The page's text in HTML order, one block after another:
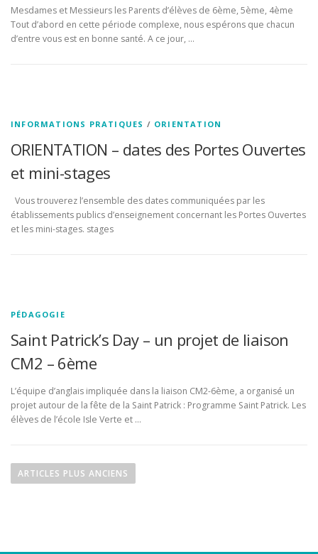
Mesdames et Messieurs les Parents d’élèves de 6ème, 5ème, 4ème
Tout d’abord en cette période complexe, nous espérons que chacun
d’entre vous est en bonne santé. A ce jour, …
INFORMATIONS PRATIQUES / ORIENTATION
ORIENTATION – dates des Portes Ouvertes
et mini-stages
Vous trouverez l’ensemble des dates communiquées par les
établissements publics d’enseignement concernant les Portes Ouvertes
et les mini-stages. stages
PÉDAGOGIE
Saint Patrick’s Day – un projet de liaison
CM2 – 6ème
L’équipe d’anglais impliquée dans la liaison CM2-6ème, a organisé un
projet autour de la fête de la Saint Patrick : Programme Saint Patrick. Les
élèves de l’école Isle Verte et …
aARTICLES PLUS ANCIENS